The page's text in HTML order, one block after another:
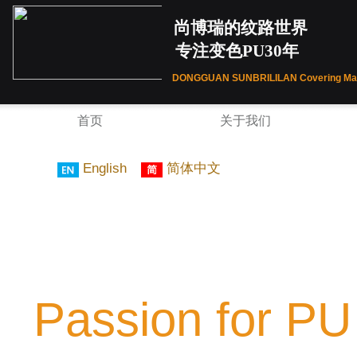
尚博瑞的纹路世界
DONGGUAN SUNBRILILAN Covering
专注变色PU30年
首页 关于我们
English 简体中文
Passion for PU